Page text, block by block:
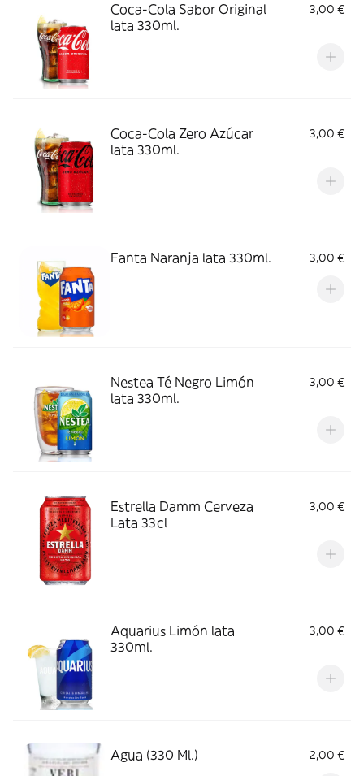
Coca-Cola Sabor Original
lata 330ml.
3,00 €
Coca-Cola Zero Azúcar
lata 330ml.
3,00 €
Fanta Naranja lata 330ml. 3,00 €
Nestea Té Negro Limón
lata 330ml.
3,00 €
Estrella Damm Cerveza
Lata 33cl
3,00 €
Aquarius Limón lata
330ml.
3,00 €
Agua (330 Ml.) 2,00 €